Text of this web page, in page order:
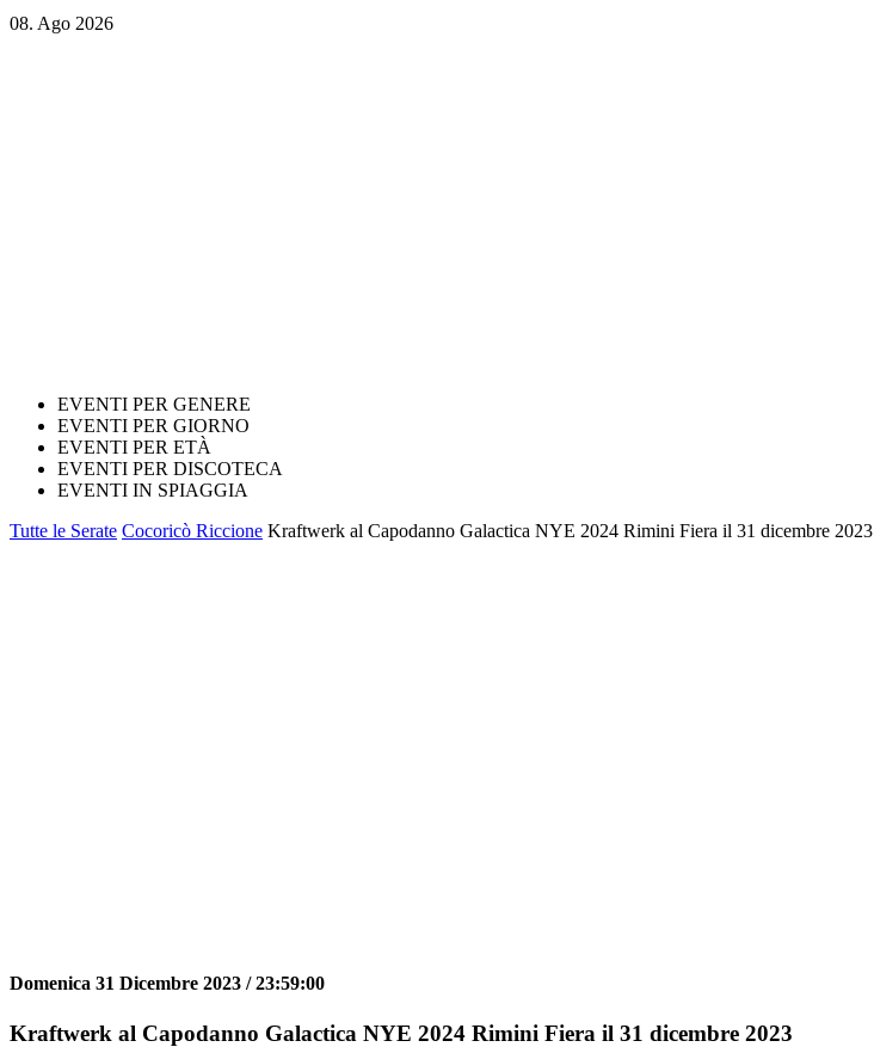
08. Ago 2026
EVENTI PER GENERE
EVENTI PER GIORNO
EVENTI PER ETÀ
EVENTI PER DISCOTECA
EVENTI IN SPIAGGIA
Tutte le Serate Cocoricò Riccione Kraftwerk al Capodanno Galactica NYE 2024 Rimini Fiera il 31 dicembre 2023
Domenica 31 Dicembre 2023 /23:59:00
Kraftwerk al Capodanno Galactica NYE 2024 Rimini Fiera il 31 dicembre 2023